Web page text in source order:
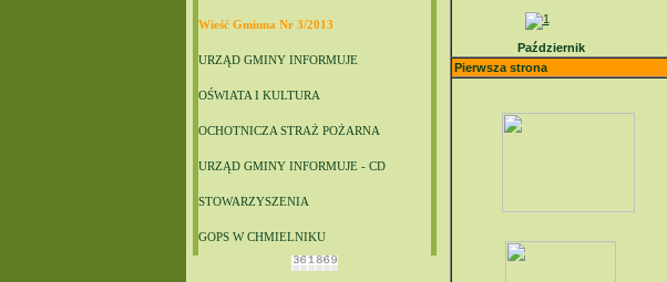
Wieść Gminna Nr 3/2013
URZĄD GMINY INFORMUJE
OŚWIATA I KULTURA
OCHOTNICZA STRAŻ POŻARNA
URZĄD GMINY INFORMUJE - CD
STOWARZYSZENIA
GOPS W CHMIELNIKU
Październik
Pierwsza strona